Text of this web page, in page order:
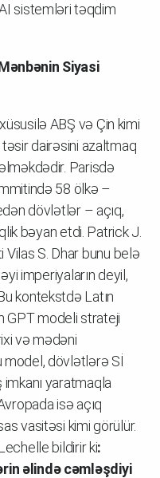
sistemləri təqdim
Siyasi
ABŞ və Çin kimi
dairəsini azaltmaq
Parisdə
58 ölkə –
dövlətlər – açıq,
bəyan etdi. Patrick J.
S. Dhar bunu belə
imperiyaların deyil,
kontekstdə Latın
GPT modeli strateji
və mədəni
model, dövlətlərə Sİ
imkanı yaratmaqla
isə açıq
vasitəsi kimi görülür.
bildirir ki:
əlində cəmləşdiyi